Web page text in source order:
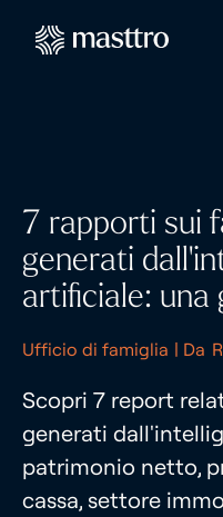
7 rapporti sui
generati
artificiale: una
Ufficio di famiglia | Da
Scopri 7 report
generati
patrimonio netto,
cassa, settore